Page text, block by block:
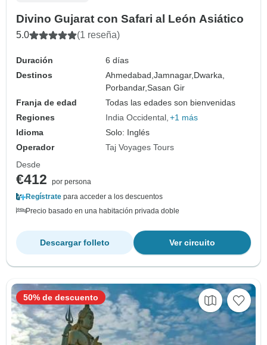
Divino Gujarat con Safari al León Asiático
5.0 (1 reseña)
Duración
6 días
Destinos
Ahmedabad,Jamnagar,Dwarka,
Porbandar,Sasan Gir
Franja de edad
Todas las edades son bienvenidas
Regiones
India Occidental +1 más
Idioma
Solo: Inglés
Operador
Taj Voyages Tours
Desde
€412
por persona
Regístrate para acceder a los descuentos
Precio basado en una habitación privada doble
Ver circuito
Descargar folleto
50% de descuento